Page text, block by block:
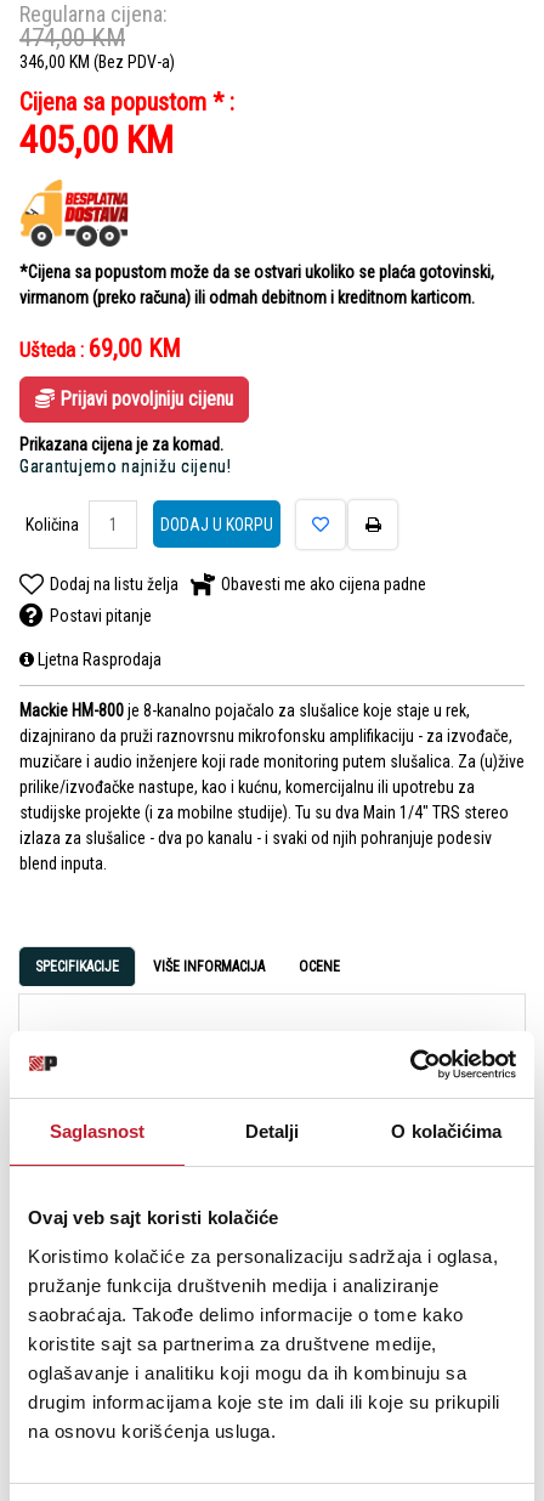
Saglasnost Detalji O kolačićima
Ovaj veb sajt koristi kolačiće
Koristimo kolačiće za personalizaciju sadržaja i oglasa,
pružanje funkcija društvenih medija i analiziranje
saobraćaja. Takođe delimo informacije o tome kako
koristite sajt sa partnerima za društvene medije,
oglašavanje i analitiku koji mogu da ih kombinuju sa
drugim informacijama koje ste im dali ili koje su prikupili
na osnovu korišćenja usluga.
Regularna cijena:
474,00KM
346,00 KM (Bez PDV-a)
Cijena sa popustom * :
405,00 KM
*Cijena sa popustom može da se ostvari ukoliko se plaća gotovinski,
virmanom (preko računa) ili odmah debitnom i kreditnom karticom.
Ušteda : 69,00 KM
Prijavi povoljniju cijenu
Prikazana cijena je za komad.
Garantujemo najnižu cijenu!
Količina DODAJ U KORPU
Dodaj na listu želja
Obavesti me ako cijena padne
Postavi pitanje
Ljetna Rasprodaja
Mackie HM-800je 8-kanalno pojačalo za slušalice koje staje u rek,
dizajnirano da pruži raznovrsnu mikrofonsku amplifikaciju - za izvođače,
muzičare i audio inženjere koji rade monitoring putem slušalica. Za (u)žive
prilike/izvođačke nastupe, kao i kućnu, komercijalnu ili upotrebu za
studijske projekte (i za mobilne studije). Tu su dva Main 1/4" TRS stereo
izlaza za slušalice - dva po kanalu - i svaki od njih pohranjuje podesiv
blend inputa.
SPECIFIKACIJE VIŠE INFORMACIJA OCENE
FLEXIBLE HEADPHONE
AMPLIFICATION
The 19” rackmount HM-800 8-Channel Headphone Amplifier offers up to
control plus stereo outs, aux inputs per channel.
2 discrete main stereo inputs with separate level control plus stereo
outputs
7-segment LED metering per channel plus Main
2 headphone outputs per channel
8 independent Aux inputs for up to 8 individual stereo mixes
Input Select and Stereo/Mono switches per channel
16 total headphone outputs